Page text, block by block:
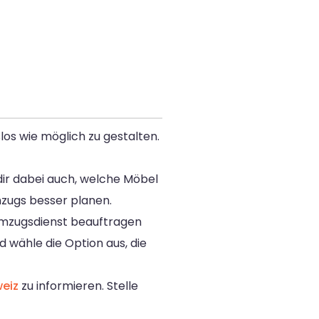
wie möglich zu gestalten.
dabei auch, welche Möbel
besser planen.
beauftragen
die Option aus, die
zu informieren. Stelle